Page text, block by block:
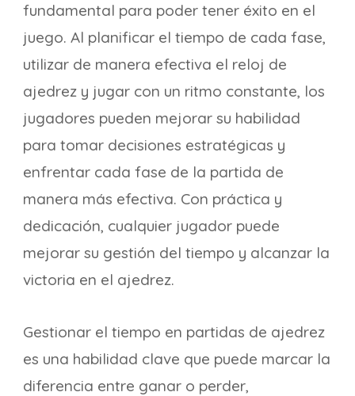
fundamental para poder tener éxito en el
juego. Al planificar el tiempo de cada fase,
utilizar de manera efectiva el reloj de
ajedrez y jugar con un ritmo constante, los
jugadores pueden mejorar su habilidad
para tomar decisiones estratégicas y
enfrentar cada fase de la partida de
manera más efectiva. Con práctica y
dedicación, cualquier jugador puede
mejorar su gestión del tiempo y alcanzar la
victoria en el ajedrez.
Gestionar el tiempo en partidas de ajedrez
es una habilidad clave que puede marcar la
diferencia entre ganar o perder,